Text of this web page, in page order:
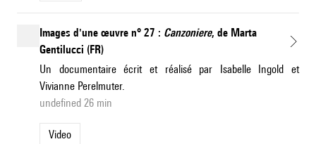
Images d'une œuvre n° 27 : Canzoniere, de Marta
Gentilucci (FR)
Un documentaire écrit et réalisé par Isabelle Ingold et
Vivianne Perelmuter.
undefined 26 min
Video